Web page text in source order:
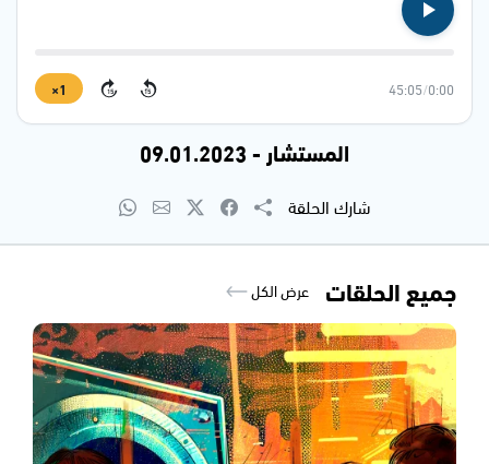
0:00
/
45:05
15
15
1×
المستشار - 09.01.2023
شارك الحلقة
جميع الحلقات عرض الكل